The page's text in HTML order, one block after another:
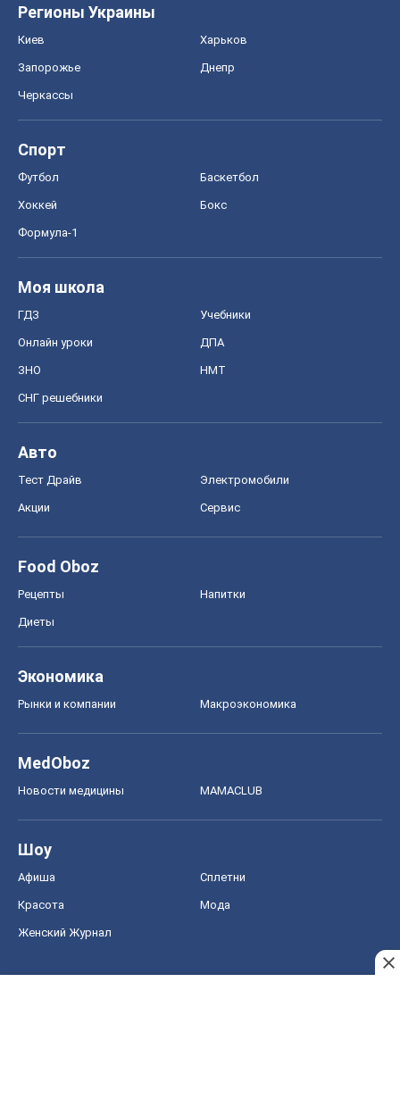
Регионы Украины
Киев Харьков
Запорожье Днепр
Черкассы
Спорт
Футбол Баскетбол
Хоккей Бокс
Формула-1
Моя школа
ГДЗ Учебники
Онлайн уроки ДПА
ЗНО НМТ
СНГ решебники
Авто
Тест Драйв Электромобили
Акции Сервис
Food Oboz
Рецепты Напитки
Диеты
Экономика
Рынки и компании Mакроэкономика
MedOboz
Новости медицины MAMACLUB
Шоу
Афиша Сплетни
Красота Мода
Женский Журнал